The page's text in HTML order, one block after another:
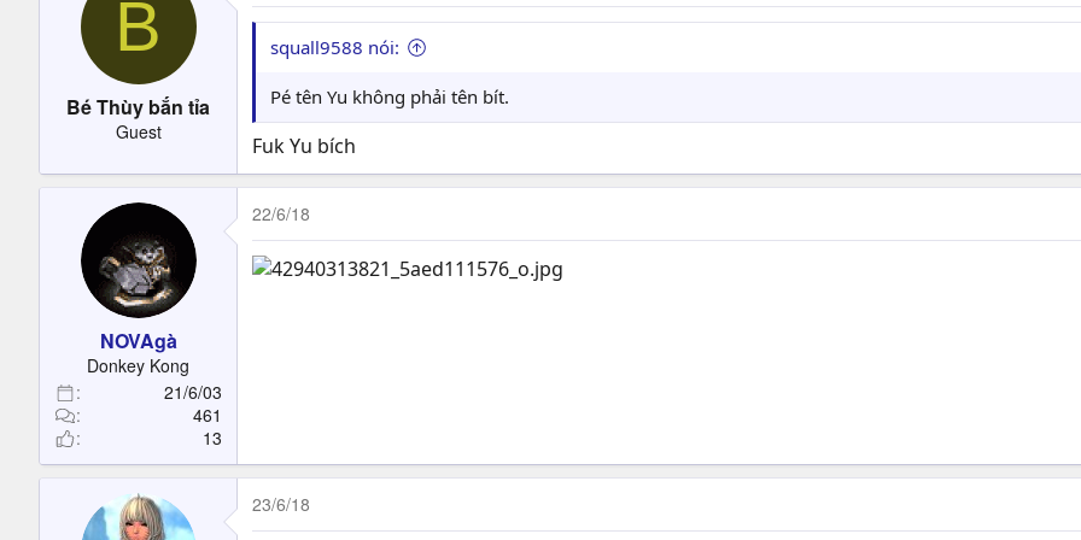
B
Bé Thùy bắn tỉa
Guest
squall9588 nói:
Pé tên Yu không phải tên bít.
Fuk Yu bích
NOVAgà
Donkey Kong
21/6/03
461
13
22/6/18
23/6/18